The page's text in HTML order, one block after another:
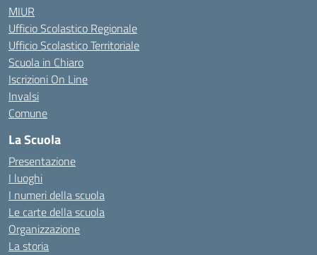
MIUR
Ufficio Scolastico Regionale
Ufficio Scolastico Territoriale
Scuola in Chiaro
Iscrizioni On Line
Invalsi
Comune
La Scuola
Presentazione
I luoghi
I numeri della scuola
Le carte della scuola
Organizzazione
La storia